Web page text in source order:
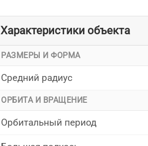
Характеристики объекта
РАЗМЕРЫ И ФОРМА
Средний радиус
ОРБИТА И ВРАЩЕНИЕ
Орбитальный период